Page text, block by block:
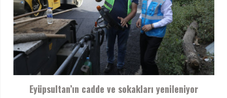
Eyüpsultan’ın cadde ve sokakları yenileniyor